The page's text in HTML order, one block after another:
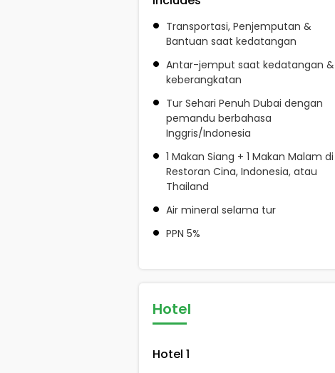
Transportasi, Penjemputan &
Bantuan saat kedatangan
Antar-jemput saat kedatangan &
keberangkatan
Tur Sehari Penuh Dubai dengan
pemandu berbahasa
Inggris/Indonesia
1 Makan Siang + 1 Makan Malam di
Restoran Cina, Indonesia, atau
Thailand
Air mineral selama tur
PPN 5%
Hotel
Hotel 1